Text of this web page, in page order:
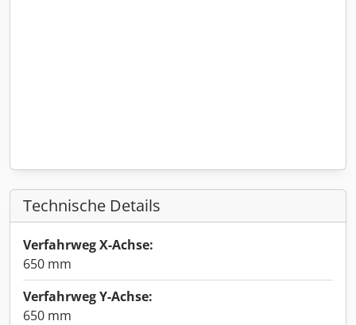
Technische Details
Verfahrweg X-Achse:
650 mm
Verfahrweg Y-Achse:
650 mm